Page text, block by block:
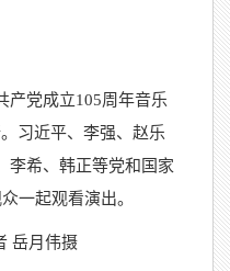
产党成立105周年音乐
习近平、李强、赵乐
李希、韩正等党和国家
一起观看演出。
岳月伟摄